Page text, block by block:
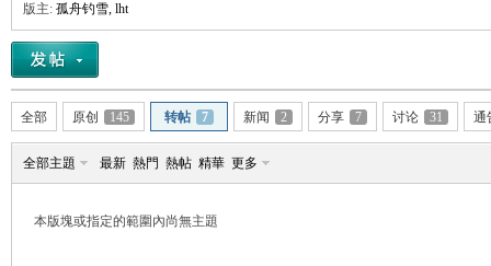
简 » › ›
版主: 孤舟钓雪, lht
全部 原创 145 转帖 7 新闻 2 分享 7 讨论 31 通
全部主題 最新 熱門 熱帖 精華 更多
本版塊或指定的範圍內尚無主題